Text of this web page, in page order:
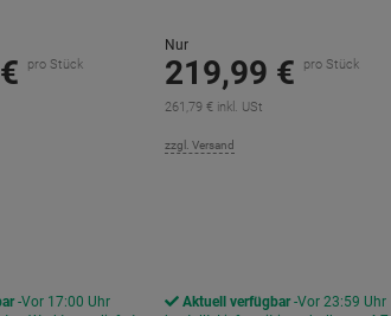
pro Stück
Vor 17:00 Uhr
Nur
219,99 € pro Stück
261,79 € inkl. USt
zzgl. Versand
Aktuell verfügbar Vor 23:59 Uhr